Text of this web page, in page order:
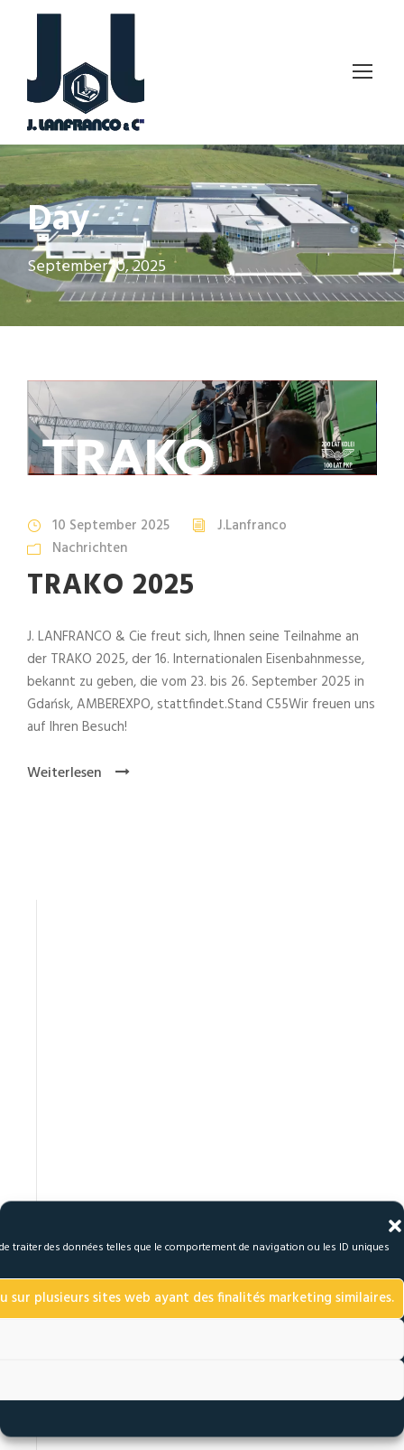
traiter des données telles que le comportement de navigation ou les ID uniques
plusieurs sites web ayant des finalités marketing similaires.
Day
September 10, 2025
10 September 2025
J.Lanfranco
Nachrichten
TRAKO 2025
J. LANFRANCO & Cie freut sich, Ihnen seine Teilnahme an
der TRAKO 2025, der 16. Internationalen Eisenbahnmesse,
bekannt zu geben, die vom 23. bis 26. September 2025 in
Gdańsk, AMBEREXPO, stattfindet.Stand C55Wir freuen uns
auf Ihren Besuch!
Weiterlesen